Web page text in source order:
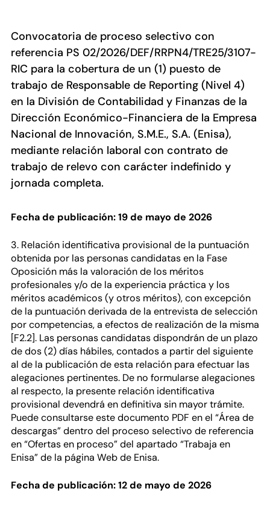
Convocatoria de proceso selectivo con
referencia PS 02/2026/DEF/RRPN4/TRE25/3107-
RIC para la cobertura de un (1) puesto de
trabajo de Responsable de Reporting (Nivel 4)
en la División de Contabilidad y Finanzas de la
Dirección Económico-Financiera de la Empresa
Nacional de Innovación, S.M.E., S.A. (Enisa),
mediante relación laboral con contrato de
trabajo de relevo con carácter indefinido y
jornada completa.
Fecha de publicación: 19 de mayo de 2026
3. Relación identificativa provisional de la puntuación
obtenida por las personas candidatas en la Fase
Oposición más la valoración de los méritos
profesionales y/o de la experiencia práctica y los
méritos académicos (y otros méritos), con excepción
de la puntuación derivada de la entrevista de selección
por competencias, a efectos de realización de la misma
[F2.2]. Las personas candidatas dispondrán de un plazo
de dos (2) días hábiles, contados a partir del siguiente
al de la publicación de esta relación para efectuar las
alegaciones pertinentes. De no formularse alegaciones
al respecto, la presente relación identificativa
provisional devendrá en definitiva sin mayor trámite.
Puede consultarse este documento PDF en el “Área de
descargas” dentro del proceso selectivo de referencia
en “Ofertas en proceso” del apartado “Trabaja en
Enisa” de la página Web de Enisa.
Fecha de publicación: 12 de mayo de 2026